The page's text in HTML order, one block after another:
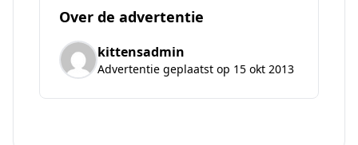
Over de advertentie
kittensadmin
Advertentie geplaatst op 15 okt 2013